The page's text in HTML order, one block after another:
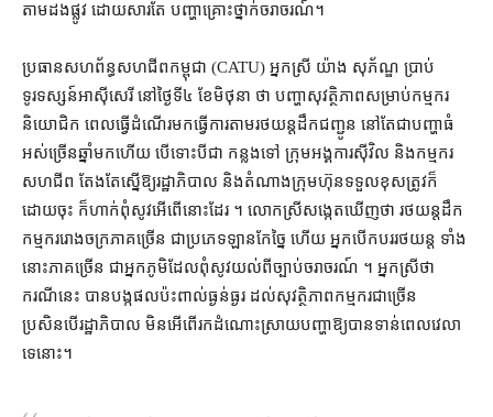
តាម​ដងផ្លូវ ដោយសារតែ បញ្ហា​គ្រោះថ្នាក់​ចរាចរណ៍។
ប្រធាន​សហព័ន្ធ​សហជីព​កម្ពុជា (CATU) អ្នកស្រី យ៉ាង សុភ័ណ្ឌ ប្រាប់​
ទូរទស្សន៍​អាស៊ីសេរី នៅ​ថ្ងៃទី៤ ខែ​មិថុនា ថា បញ្ហា​សុវត្ថិភាព​សម្រាប់​កម្មករ​
និយោជិក ពេល​ធ្វើ​ដំណើរ​មក​ធ្វើការ​តាម​រថយន្ត​ដឹកជញ្ជូន នៅតែ​ជា​បញ្ហា​ធំ
អស់​ច្រើន​ឆ្នាំ​មក​ហើយ បើ​ទោះ​បី​ជា កន្លងទៅ ក្រុម​អង្គការ​ស៊ីវិល និង​កម្មករ​
សហជីព តែងតែ​ស្នើ​ឱ្យ​រដ្ឋាភិបាល និង​តំណាង​ក្រុមហ៊ុន​ទទួលខុសត្រូវ​ក៏​
ដោយ​ចុះ ក៏​ហាក់​ពុំ​សូវ​អើពើ​នោះ​ដែរ ។ លោកស្រី​សង្កេត​ឃើញ​ថា រថយន្ត​ដឹក​
កម្មករ​រោងចក្រ​ភាគច្រើន ជា​ប្រភេទ​ឡាន​កែច្នៃ ហើយ អ្នកបើកបរ​រថយន្ត ទាំង
នោះ​ភាគច្រើន ជា​អ្នកភូមិ​ដែល​ពុំ​សូវ​យល់​ពី​ច្បាប់​ចរាចរណ៍ ។ អ្នកស្រី​ថា
ករណីនេះ បាន​បង្ក​ផល​ប៉ះពាល់​ធ្ងន់ធ្ងរ ដល់​សុវត្ថិភាព​កម្មករ​ជាច្រើន
ប្រសិនបើ​រដ្ឋាភិបាល មិន​អើពើ​រក​ដំណោះស្រាយ​បញ្ហា​ឱ្យ​បាន​ទាន់​ពេលវេលា​
ទេ​នោះ។